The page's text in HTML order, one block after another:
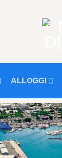
ALLOGGI